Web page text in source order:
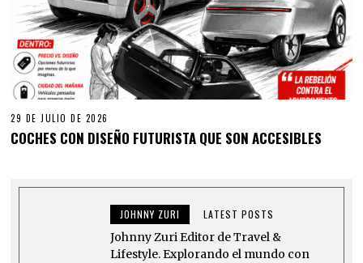
29 DE JULIO DE 2026
COCHES CON DISEÑO FUTURISTA QUE SON ACCESIBLES
JOHNNY ZURI LATEST POSTS
Johnny Zuri Editor de Travel &
Lifestyle. Explorando el mundo con